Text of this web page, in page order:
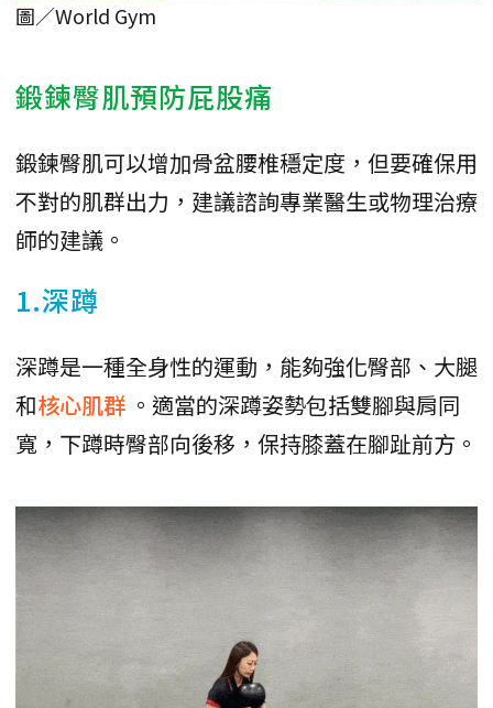
圖／World Gym
鍛鍊臀肌預防屁股痛
鍛鍊臀肌可以增加骨盆腰椎穩定度，但要確保用
不對的肌群出力，建議諮詢專業醫生或物理治療
師的建議。
1.深蹲
深蹲是一種全身性的運動，能夠強化臀部、大腿
和核心肌群 。適當的深蹲姿勢包括雙腳與肩同
寬，下蹲時臀部向後移，保持膝蓋在腳趾前方。